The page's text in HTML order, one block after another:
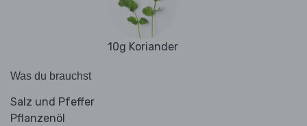
10g Koriander
Was du brauchst
Salz und Pfeffer
Pflanzenöl